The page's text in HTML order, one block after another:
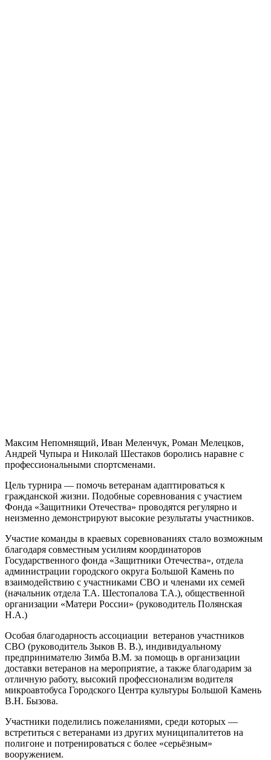
Максим Непомнящий, Иван Меленчук, Роман Мелецков,
Андрей Чупыра и Николай Шестаков боролись наравне с
профессиональными спортсменами.
Цель турнира — помочь ветеранам адаптироваться к
гражданской жизни. Подобные соревнования с участием
Фонда «Защитники Отечества» проводятся регулярно и
неизменно демонстрируют высокие результаты участников.
Участие команды в краевых соревнованиях стало возможным
благодаря совместным усилиям координаторов
Государственного фонда «Защитники Отечества», отдела
администрации городского округа Большой Камень по
взаимодействию с участниками СВО и членами их семей
(начальник отдела Т.А. Шестопалова Т.А.), общественной
организации «Матери России» (руководитель Полянская
Н.А.)
Особая благодарность ассоциации ветеранов участников
СВО (руководитель Зыков В. В.), индивидуальному
предпринимателю Зимба В.М. за помощь в организации
доставки ветеранов на мероприятие, а также благодарим за
отличную работу, высокий профессионализм водителя
микроавтобуса Городского Центра культуры Большой Камень
В.Н. Бызова.
Участники поделились пожеланиями, среди которых —
встретиться с ветеранами из других муниципалитетов на
полигоне и потренироваться с более «серьёзным»
вооружением.